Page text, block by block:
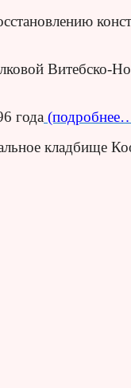
Витебско-
года
кладбище